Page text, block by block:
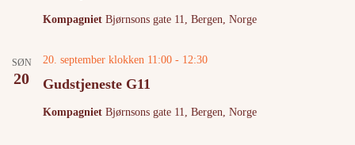
Kompagniet Bjørnsons gate 11, Bergen, Norge
SØN
20 Gudstjeneste G11
20. september klokken 11:00 - 12:30
Kompagniet Bjørnsons gate 11, Bergen, Norge